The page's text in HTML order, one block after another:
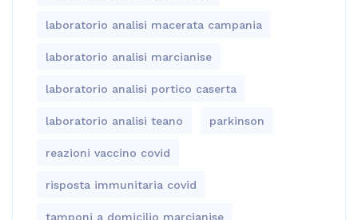
laboratorio analisi macerata campania
laboratorio analisi marcianise
laboratorio analisi portico caserta
laboratorio analisi teano parkinson
reazioni vaccino covid
risposta immunitaria covid
tamponi a domicilio marcianise